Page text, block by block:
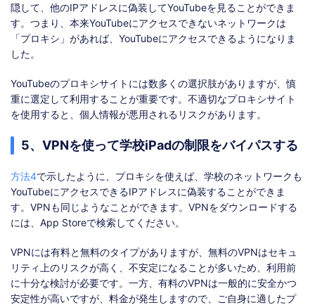
隠して、他のIPアドレスに偽装してYouTubeを見ることができま
す。つまり、本来YouTubeにアクセスできないネットワークは
「プロキシ」があれば、YouTubeにアクセスできるようになりま
した。
YouTubeのプロキシサイトには数多くの選択肢がありますが、慎
重に選定して利用することが重要です。不適切なプロキシサイト
を使用すると、個人情報が悪用されるリスクがあります。
5、VPNを使って学校iPadの制限をバイパスする
方法4で示したように、プロキシを使えば、学校のネットワークも
YouTubeにアクセスできるIPアドレスに偽装することができま
す。VPNも同じようなことができます。VPNをダウンロードする
には、App Storeで検索してください。
VPNには有料と無料のタイプがありますが、無料のVPNはセキュ
リティ上のリスクが高く、不安定になることが多いため、利用前
に十分な検討が必要です。一方、有料のVPNは一般的に安全かつ
安定性が高いですが、料金が発生しますので、ご自身に適したプ